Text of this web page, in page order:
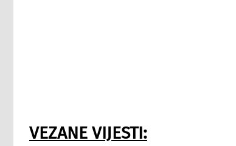
VEZANE VIJESTI: